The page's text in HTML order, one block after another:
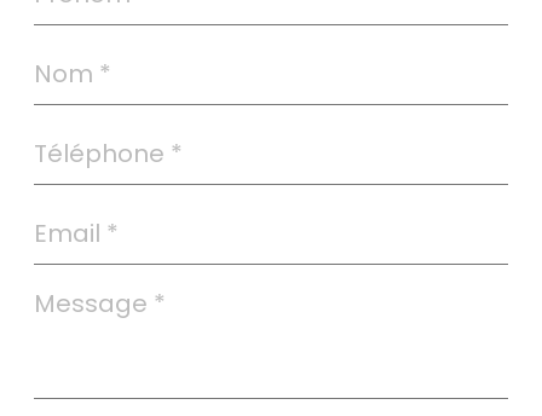
*
*
*
Message
*